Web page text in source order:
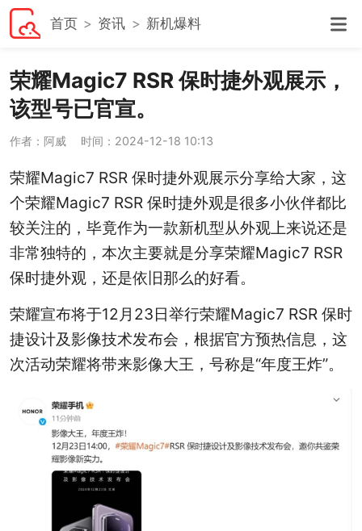
首页 资讯 新机爆料
荣耀Magic7 RSR 保时捷外观展示，
该型号已官宣。
作者：阿威 时间：2024-12-18 10:13
荣耀Magic7 RSR 保时捷外观展示分享给大家，这
个荣耀Magic7 RSR 保时捷外观是很多小伙伴都比
较关注的，毕竟作为一款新机型从外观上来说还是
非常独特的，本次主要就是分享荣耀Magic7 RSR
保时捷外观，还是依旧那么的好看。
荣耀宣布将于12月23日举行荣耀Magic7 RSR 保时
捷设计及影像技术发布会，根据官方预热信息，这
次活动荣耀将带来影像大王，号称是“年度王炸”。